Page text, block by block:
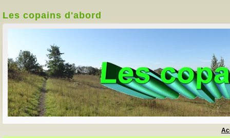
Les copains d'abord